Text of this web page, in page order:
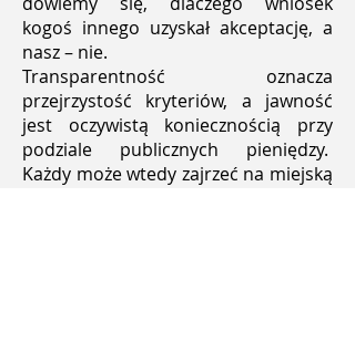
kogoś innego uzyskał akceptację, a
nasz – nie.
Transparentność oznacza
przejrzystość kryteriów, a jawność
jest oczywistą koniecznością przy
podziale publicznych pieniędzy.
Każdy może wtedy zajrzeć na miejską